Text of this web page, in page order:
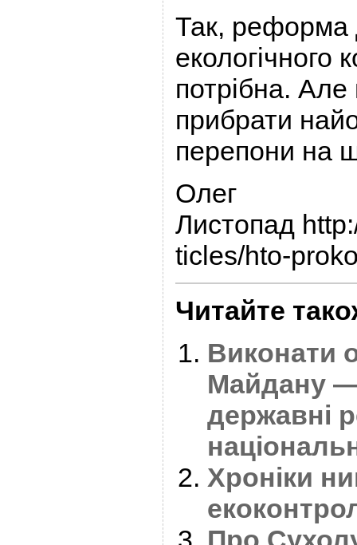
Так, реформа
екологічного
потрібна.
прибрати
перепони на
Олег
Листопад
ticles/hto-
Читайте
Виконати
Майдану
державні
Хроніки